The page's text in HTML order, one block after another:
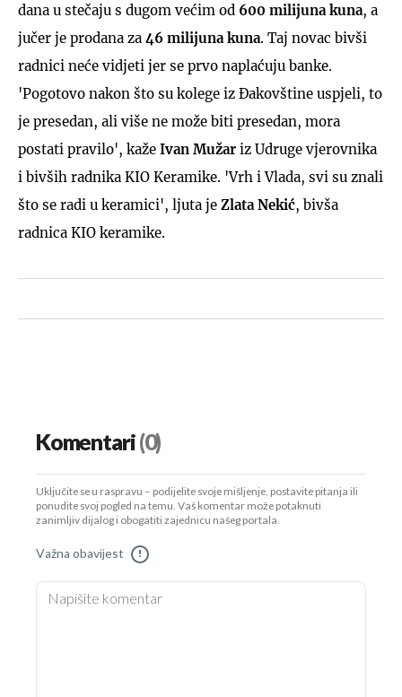
dana u stečaju s dugom većim od 600 milijuna kuna, a
jučer je prodana za 46 milijuna kuna. Taj novac bivši
radnici neće vidjeti jer se prvo naplaćuju banke.
'Pogotovo nakon što su kolege iz Đakovštine uspjeli, to
je presedan, ali više ne može biti presedan, mora
postati pravilo', kaže Ivan Mužar iz Udruge vjerovnika
i bivših radnika KIO Keramike. 'Vrh i Vlada, svi su znali
što se radi u keramici', ljuta je Zlata Nekić, bivša
radnica KIO keramike.
Komentari(0)
Uključite se u raspravu – podijelite svoje mišljenje, postavite pitanja ili
ponudite svoj pogled na temu. Vaš komentar može potaknuti
zanimljiv dijalog i obogatiti zajednicu našeg portala.
Važna obavijest !